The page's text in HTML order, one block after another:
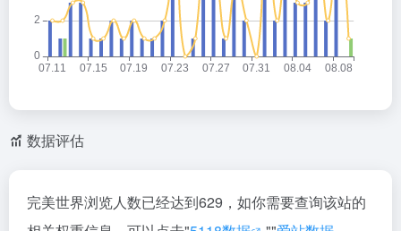
数据评估
完美世界浏览人数已经达到629，如你需要查询该站的